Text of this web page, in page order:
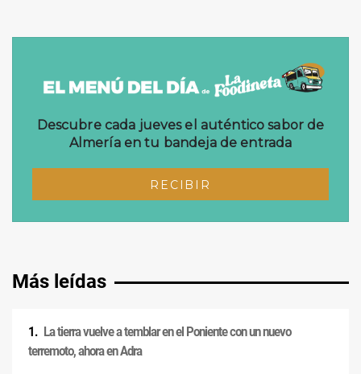
Más leídas
La tierra vuelve a temblar en el Poniente con un nuevo
terremoto, ahora en Adra